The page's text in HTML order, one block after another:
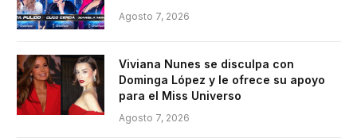
Agosto 7, 2026
Viviana Nunes se disculpa con
Dominga López y le ofrece su apoyo
para el Miss Universo
Agosto 7, 2026